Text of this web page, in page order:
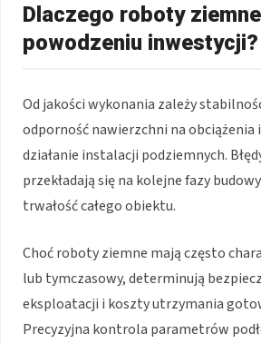
Dlaczego roboty
powodzeniu inwestycji?
Od jakości wykonania zależy
odporność nawierzchni na obciążenia
działanie instalacji podziemnych.
przekładają się na kolejne fazy
trwałość całego obiektu.
Choć roboty ziemne mają często
lub tymczasowy, determinują
eksploatacji i koszty utrzymania
Precyzyjna kontrola parametrów